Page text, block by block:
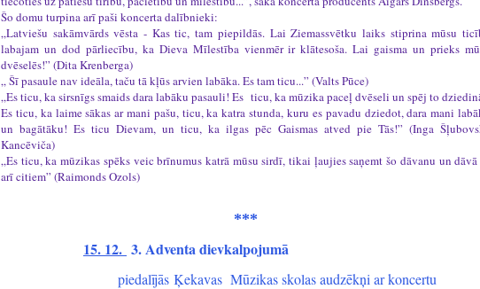
Šo domu turpina arī paši koncerta dalībnieki:
„Latviešu sakāmvārds vēsta - Kas tic, tam piepildās. Lai Ziemassvētku laiks stiprina mūsu
labajam un dod pārliecību, ka Dieva Mīlestība vienmēr ir klātesoša. Lai gaisma un prieks
dvēselēs!” (Dita Krenberga)
„ Šī pasaule nav ideāla, taču tā kļūs arvien labāka. Es tam ticu...” (Valts Pūce)
„Es ticu, ka sirsnīgs smaids dara labāku pasauli! Es ticu, ka mūzika paceļ dvēseli un spēj to
Es ticu, ka laime sākas ar mani pašu, ticu, ka katra stunda, kuru es pavadu dziedot, dara mani
un bagātāku! Es ticu Dievam, un ticu, ka ilgas pēc Gaismas atved pie Tās!” (Inga
Kancēviča)
„Es ticu, ka mūzikas spēks veic brīnumus katrā mūsu sirdī, tikai ļaujies saņemt šo dāvanu un
arī citiem” (Raimonds Ozols)
***
15. 12. 3. Adventa dievkalpojumā
piedalījās Ķekavas Mūzikas skolas audzēkņi ar koncertu